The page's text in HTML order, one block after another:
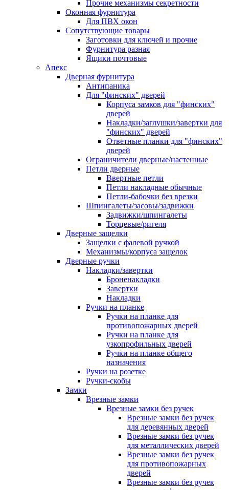
Прочие механизмы секретности
Оконная фурнитура
Для ПВХ окон
Сопутствующие товары
Заготовки для ключей и прочие
Фурнитура разная
Ящики почтовые
Апекс
Дверная фурнитура
Антипаника
Для "финских" дверей
Корпуса замков для "финских"
дверей
Накладки/заглушки/завертки для
"финских" дверей
Ответные планки для "финских"
дверей
Ограничители дверные/настенные
Петли дверные
Ввертные петли
Петли накладные обычные
Петли-бабочки без врезки
Шпингалеты/засовы/задвижки
Задвижки/шпингалеты
Торцевые/ригеля
Дверные защелки
Защелки с фалевой ручкой
Механизмы/корпуса защелок
Дверные ручки
Накладки/завертки
Броненакладки
Завертки
Накладки
Ручки на планке
Ручки на планке для
противопожарных дверей
Ручки на планке для
узкопрофильных дверей
Ручки на планке общего
назначения
Ручки на розетке
Ручки-скобы
Замки
Врезные замки
Врезные замки без ручек
Врезные замки без ручек
для деревянных дверей
Врезные замки без ручек
для металлических дверей
Врезные замки без ручек
для противопожарных
дверей
Врезные замки без ручек